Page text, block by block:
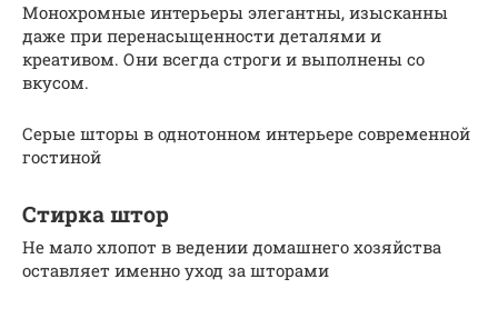
Монохромные интерьеры элегантны, изысканны
даже при перенасыщенности деталями и
креативом. Они всегда строги и выполнены со
вкусом.
Серые шторы в однотонном интерьере современной
гостиной
Стирка штор
Не мало хлопот в ведении домашнего хозяйства
оставляет именно уход за шторами